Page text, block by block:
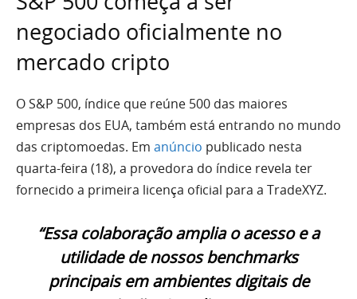
negociado oficialmente no
mercado cripto
O S&P 500, índice que reúne 500 das maiores
empresas dos EUA, também está entrando no mundo
das criptomoedas. Em anúncio publicado nesta
quarta-feira (18), a provedora do índice revela ter
fornecido a primeira licença oficial para a TradeXYZ.
“Essa colaboração amplia o acesso e a
utilidade de nossos benchmarks
principais em ambientes digitais de